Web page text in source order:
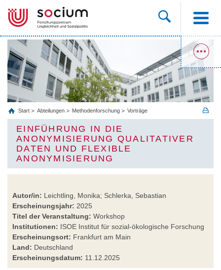
Start Abteilungen Methodenforschung Vorträge
EINFÜHRUNG IN DIE
ANONYMISIERUNG QUALITATIVER
DATEN UND FLEXIBLE
ANONYMISIERUNG
Autor/in: Leichtling, Monika; Schlerka, Sebastian
Erscheinungsjahr: 2025
Titel der Veranstaltung: Workshop
Institutionen: ISOE Institut für sozial-ökologische Forschung
Erscheinungsort: Frankfurt am Main
Land: Deutschland
Erscheinungsdatum: 11.12.2025